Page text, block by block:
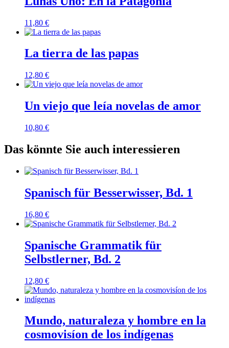
11,80 €
La tierra de las papas
12,80 €
Un viejo que leía novelas de amor
10,80 €
Das könnte Sie auch interessieren
Spanisch für Besserwisser, Bd. 1
16,80 €
Spanische Grammatik für
Selbstlerner, Bd. 2
12,80 €
Mundo, naturaleza y hombre en la
cosmovisíon de los indígenas